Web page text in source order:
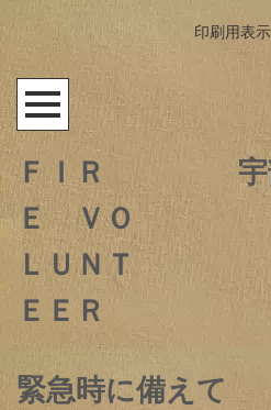
印刷用表
ＦＩＲ
Ｅ ＶＯ
ＬＵＮＴ
ＥＥＲ
緊急時に備えて